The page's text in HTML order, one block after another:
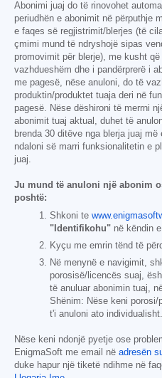
Abonimi juaj do të rinovohet
periudhën e abonimit në përputhje
e faqes së regjistrimit/blerjes (të
çmimi mund të ndryshojë sipas
promovimit për blerje), me kusht
vazhdueshëm dhe i pandërprerë i
me pagesë, nëse anuloni, do të
produktin/produktet tuaja deri në
pagesë. Nëse dëshironi të merrni
abonimit tuaj aktual, duhet të
brenda 30 ditëve nga blerja juaj
ndaloni së marri funksionalitetin e
juaj.
Ju mund të anuloni një abonim
poshtë:
Shkoni te
"Identifikohu" në këndin
Kyçu me emrin tënd të
Në menynë e navigimit,
porosisë/licencës suaj,
të anuluar abonimin tuaj,
Shënim: Nëse keni
t'i anuloni ato individualisht.
Nëse keni ndonjë pyetje ose
EnigmaSoft me email në adresën
duke hapur një tiketë ndihme në